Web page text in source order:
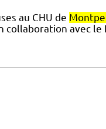
au CHU de
collaboration avec